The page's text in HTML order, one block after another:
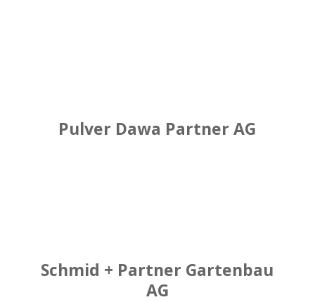
Pulver Dawa Partner AG
Schmid + Partner Gartenbau
AG